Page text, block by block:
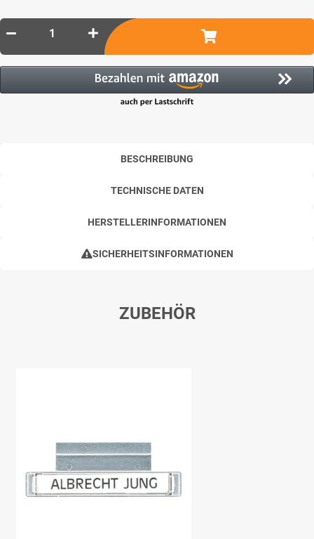
BESCHREIBUNG
TECHNISCHE DATEN
HERSTELLERINFORMATIONEN
SICHERHEITSINFORMATIONEN
ZUBEHÖR